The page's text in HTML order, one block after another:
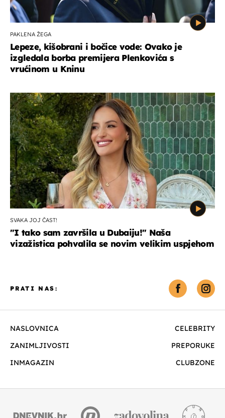
PAKLENA ŽEGA
Lepeze, kišobrani i bočice vode: Ovako je
izgledala borba premijera Plenkovića s
vrućinom u Kninu
SVAKA JOJ ČAST!
"I tako sam završila u Dubaiju!" Naša
vizažistica pohvalila se novim velikim uspjehom
NASLOVNICA
CELEBRITY
ZANIMLJIVOSTI
PREPORUKE
INMAGAZIN
CLUBZONE
PRATI NAS: